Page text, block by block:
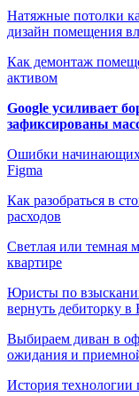
Натяжные потолки
дизайн помещения
Как демонтаж
активом
Google усиливает
зафиксированы
Ошибки начинающих
Figma
Как разобраться в
расходов
Светлая или темная
квартире
Юристы по
вернуть дебиторку в
Выбираем диван в
ожидания и
История технологии